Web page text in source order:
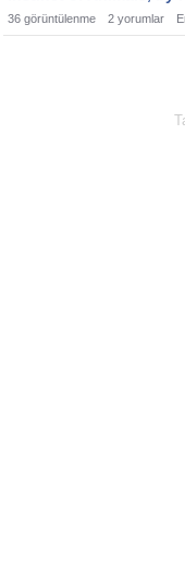
36 görüntülenme 2 yorumlar